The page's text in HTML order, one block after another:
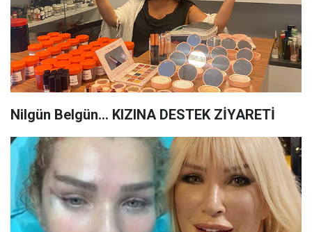
Nilgün Belgün… KIZINA DESTEK ZİYARETİ